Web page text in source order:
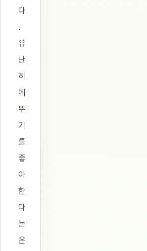
다
.
유
난
히
메
뚜
기
를
좋
아
한
다
는
은